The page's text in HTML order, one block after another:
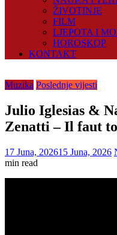
ŽIVOTINJE
FILM
LJEPOTA I
HOROSKOP
KONTAKT
Muzika Poslednje vijesti
Julio Iglesias &
Zenatti – Il faut
17 Juna, 202615 Juna, 2026
min read